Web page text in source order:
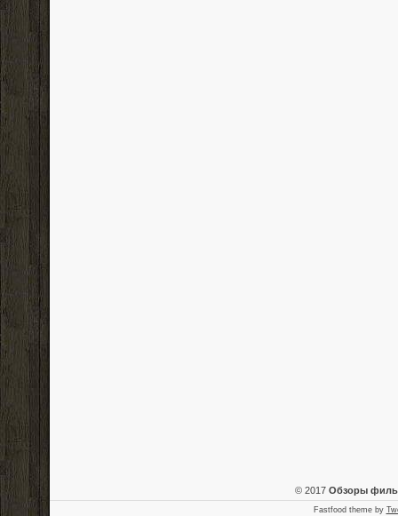
© 2017 Обзоры
Fastfood theme by